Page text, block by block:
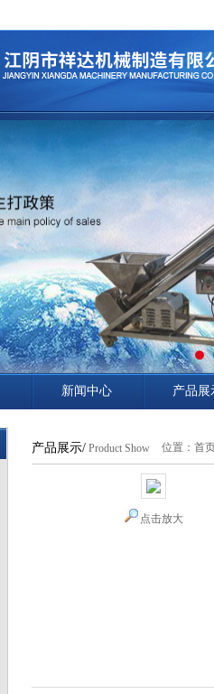
新闻中心 产品展
产品展示/ Product Show 位置： 首
点击放大